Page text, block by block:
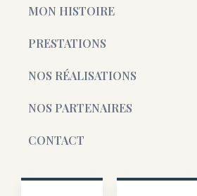
MON HISTOIRE
PRESTATIONS
NOS RÉALISATIONS
NOS PARTENAIRES
CONTACT